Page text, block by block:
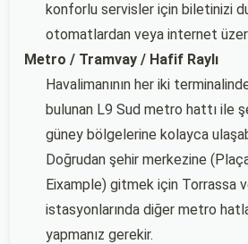
konforlu servisler için biletinizi
otomatlardan veya internet
Metro / Tramvay / Hafif Raylı
Havalimanının her iki
bulunan L9 Sud metro hattı ile
güney bölgelerine kolayca
Doğrudan şehir merkezine
Eixample) gitmek için Torrassa
istasyonlarında diğer metro
yapmanız gerekir.